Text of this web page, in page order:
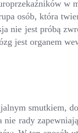
w
osób, która
nie jest próbą
jest organem
smutkiem,
rady